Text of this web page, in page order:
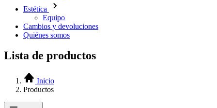
Estética
Equipo
Cambios y devoluciones
Quiénes somos
Lista de productos
Inicio
Productos